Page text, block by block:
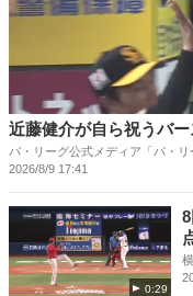
近藤健介が自ら祝うバ
パ・リーグ公式メディア「パ・リ
2026/8/9 17:41
0:29